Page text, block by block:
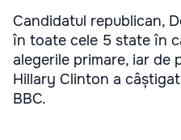
Candidatul republican,
în toate cele 5 state în
alegerile primare, iar de
Hillary Clinton a
BBC.